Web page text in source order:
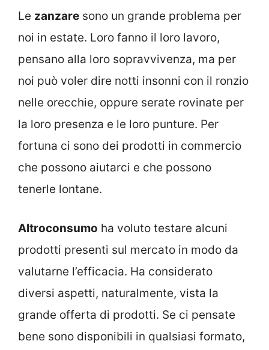
Le zanzare sono un grande problema per
noi in estate. Loro fanno il loro lavoro,
pensano alla loro sopravvivenza, ma per
noi può voler dire notti insonni con il ronzio
nelle orecchie, oppure serate rovinate per
la loro presenza e le loro punture. Per
fortuna ci sono dei prodotti in commercio
che possono aiutarci e che possono
tenerle lontane.
Altroconsumo ha voluto testare alcuni
prodotti presenti sul mercato in modo da
valutarne l’efficacia. Ha considerato
diversi aspetti, naturalmente, vista la
grande offerta di prodotti. Se ci pensate
bene sono disponibili in qualsiasi formato,